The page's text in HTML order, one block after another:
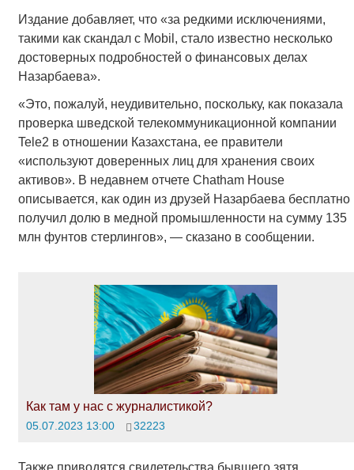
Издание добавляет, что «за редкими исключениями,
такими как скандал с Mobil, стало известно несколько
достоверных подробностей о финансовых делах
Назарбаева».
«Это, пожалуй, неудивительно, поскольку, как показала
проверка шведской телекоммуникационной компании
Tele2 в отношении Казахстана, ее правители
«используют доверенных лиц для хранения своих
активов». В недавнем отчете Chatham House
описывается, как один из друзей Назарбаева бесплатно
получил долю в медной промышленности на сумму 135
млн фунтов стерлингов», — сказано в сообщении.
Как там у нас с журналистикой?
05.07.2023 13:00 32223
Также приводятся свидетельства бывшего зятя